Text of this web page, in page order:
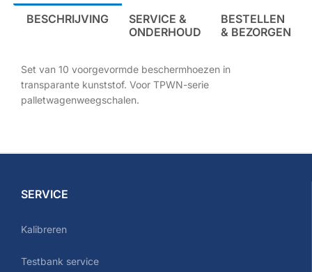
BESCHRIJVING
SERVICE &
ONDERHOUD
BESTELLEN
& BEZORGEN
Set van 10 voorgevormde beschermhoezen in
transparante kunststof. Voor TPWN-serie
palletwagenweegschalen.
SERVICE
Kalibreren
Testbank service